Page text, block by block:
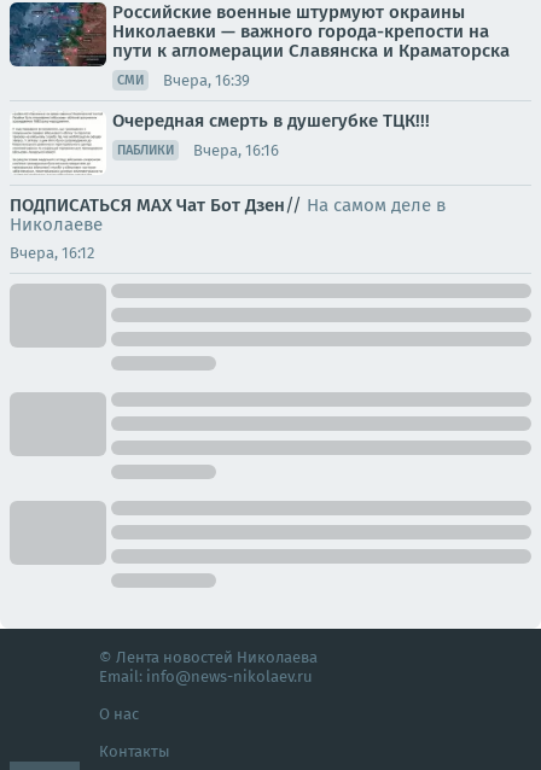
Российские военные штурмуют окраины
Николаевки — важного города-крепости на
пути к агломерации Славянска и Краматорска
СМИ Вчера, 16:39
Очередная смерть в душегубке ТЦК!!!
ПАБЛИКИ Вчера, 16:16
ПОДПИСАТЬСЯ МАХ Чат Бот Дзен// На самом деле в
Николаеве
Вчера, 16:12
© Лента новостей Николаева
Email: info@news-nikolaev.ru
О нас
Контакты